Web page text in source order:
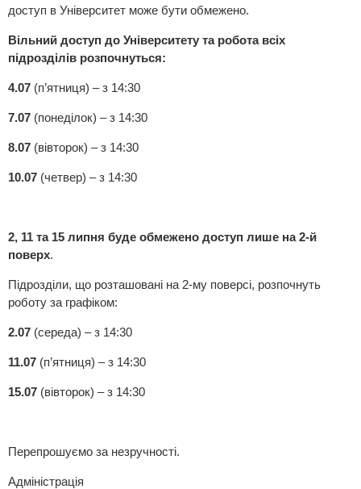
доступ в Університет може бути обмежено.
Вільний доступ до Університету та робота всіх
підрозділів розпочнуться:
4.07 (п’ятниця) – з 14:30
7.07 (понеділок) – з 14:30
8.07 (вівторок) – з 14:30
10.07 (четвер) – з 14:30
2, 11 та 15 липня буде обмежено доступ лише на 2-й
поверх.
Підрозділи, що розташовані на 2-му поверсі, розпочнуть
роботу за графіком:
2.07 (середа) – з 14:30
11.07 (п’ятниця) – з 14:30
15.07 (вівторок) – з 14:30
Перепрошуємо за незручності.
Адміністрація